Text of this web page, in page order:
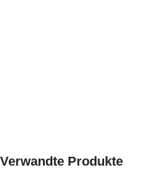
Verwandte Produkte